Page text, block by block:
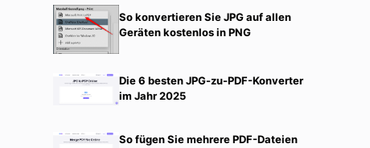
So konvertieren Sie JPG auf allen
Geräten kostenlos in PNG
Die 6 besten JPG-zu-PDF-Konverter
im Jahr 2025
So fügen Sie mehrere PDF-Dateien